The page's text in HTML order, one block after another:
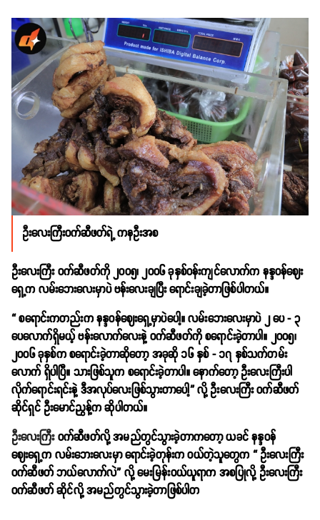
ဦးလေးကြီးဝက်ဆီဖတ်ရဲ့ ကနဦးအစ
ဦးလေးကြီး ဝက်ဆီဖတ်ကို ၂၀၀၅၊ ၂၀၀၆ ခုနှစ်ဝန်းကျင်လောက်က နန္ဒဝန်ဈေး
ရှေ့က လမ်းဘေးလေးမှာပဲ ဗန်းလေးချပြီး ရောင်းချခဲ့တာဖြစ်ပါတယ်။
“ စရောင်းကတည်းက နန္ဒဝန်ဈေးရှေ့မှာပဲပေါ့။ လမ်းဘေးလေးမှာပဲ ၂ ပေ - ၃
ပေလောက်ရှိမယ့် ဗန်းလောက်လေးနဲ့ ဝက်ဆီဖတ်ကို စရောင်းခဲ့တာပါ။ ၂၀၀၅၊
၂၀၀၆ ခုနှစ်က စရောင်းခဲ့တာဆိုတော့ အခုဆို ၁၆ နှစ် - ၁၇ နှစ်သက်တမ်း
လောက် ရှိပါပြီ။ သားဖြစ်သူက စရောင်းခဲ့တာပါ။ နောက်တော့ ဦးလေးကြီးပါ
လိုက်ရောင်းရင်းနဲ့ ဒီအလုပ်လေးဖြစ်သွားတာပေါ့” လို့ ဦးလေးကြီး ဝက်ဆီဖတ်
ဆိုင်ရှင် ဦးမောင်ညွန့်က ဆိုပါတယ်။
ဦးလေးကြီး ဝက်ဆီဖတ်လို့ အမည်တွင်သွားခဲ့တာကတော့ ယခင် နန္ဒဝန်
ဈေး‌ရှေ့က လမ်းဘေးလေးမှာ ရောင်းခဲ့တုန်းက ဝယ်တဲ့သူတွေက “ ဦးလေးကြီး
ဝက်ဆီဖတ် ဘယ်လောက်လဲ” လို့ မေးမြန်းဝယ်ယူရာက အစပြုလို့ ဦးလေးကြီး
ဝက်ဆီဖတ် ဆိုင်လို့ အမည်တွင်သွားခဲ့တာဖြစ်ပါတ